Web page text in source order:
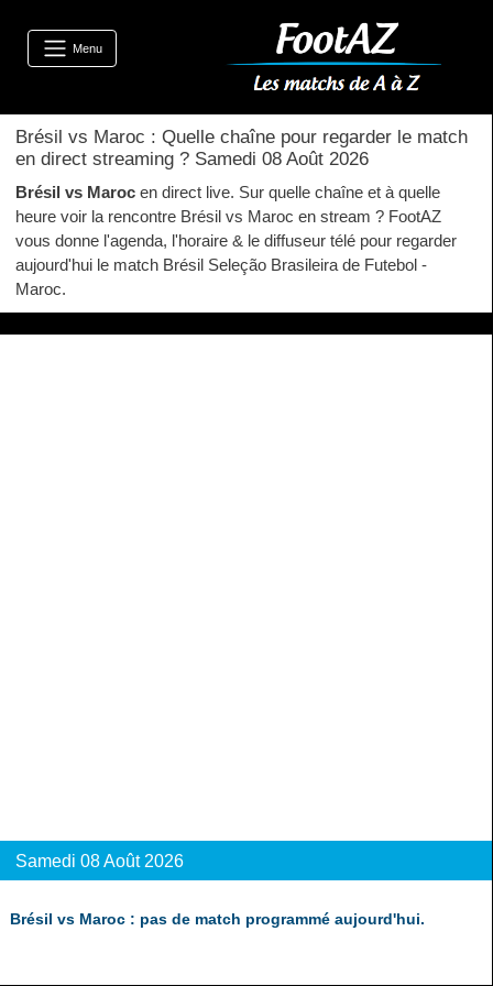
Brésil vs Maroc : Quelle chaîne pour regarder le match
en direct streaming ? Samedi 08 Août 2026
Brésil vs Maroc en direct live. Sur quelle chaîne et à quelle
heure voir la rencontre Brésil vs Maroc en stream ? FootAZ
vous donne l'agenda, l'horaire & le diffuseur télé pour regarder
aujourd'hui le match Brésil Seleção Brasileira de Futebol -
Maroc.
Samedi 08 Août 2026
Brésil vs Maroc : pas de match programmé aujourd'hui.
Menu